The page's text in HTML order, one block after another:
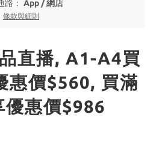
路： App / 網店
條款與細則
直播, A1-A4買
惠價$560, 買滿
優惠價$986